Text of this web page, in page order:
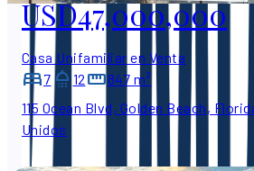
USD47,000,000
Casa Unifamiliar en Venta
7
12
847 m²
115 Ocean Blvd, Golden Beach,
Unidos